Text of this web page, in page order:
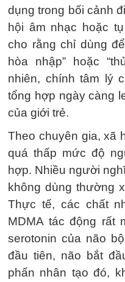
dụng trong bối cảnh
hội âm nhạc hoặc
cho rằng chỉ dùng để
hòa nhập” hoặc
nhiên, chính tâm lý
tổng hợp ngày càng
của giới trẻ.
Theo chuyên gia, xã
quá thấp mức độ
hợp. Nhiều người
không dùng thường
Thực tế, các chất
MDMA tác động rất
serotonin của não
đầu tiên, não bắt
phấn nhân tạo đó,